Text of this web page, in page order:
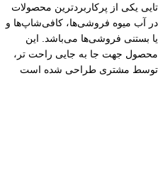
تایی یکی از پرکاربردترین محصولات
در آب میوه فروشی‌ها، کافی‌شاپ‌ها و
یا بستنی فروشی‌ها می‌باشد. این
محصول جهت جا به جایی راحت تر،
توسط مشتری طراحی شده است